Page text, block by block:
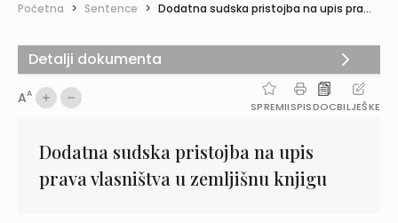
Početna > Sentence > Dodatna sudska pristojba na upis pra...
AA
SPREMIISPISDOCBILJEŠKE
Dodatna sudska pristojba na upis
prava vlasništva u zemljišnu knjigu
Detalji dokumenta